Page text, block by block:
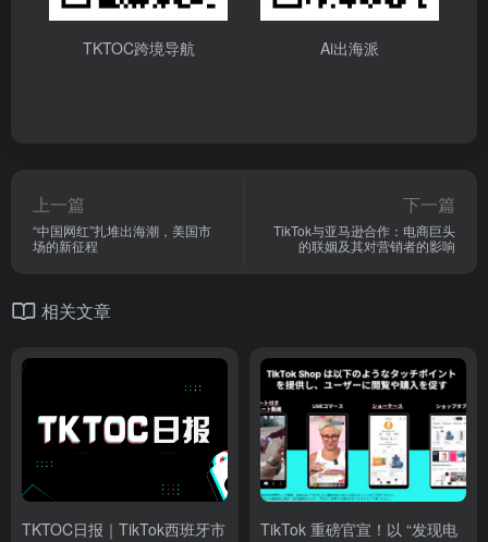
TKTOC跨境导航 Ai出海派
上一篇
“中国网红”扎堆出海潮，美国市
场的新征程
下一篇
TikTok与亚马逊合作：电商巨头
的联姻及其对营销者的影响
相关文章
TKTOC日报｜TikTok西班牙市
TikTok 重磅官宣！以 “发现电